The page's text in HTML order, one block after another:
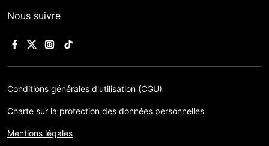
Nous suivre
Conditions générales d'utilisation (CGU)
Charte sur la protection des données personnelles
Mentions légales